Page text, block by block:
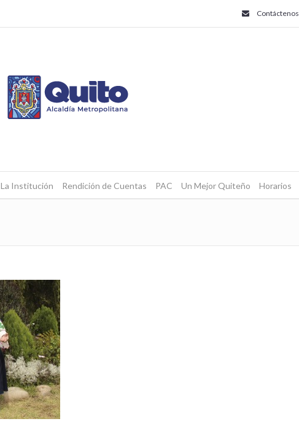
Contáctenos
La Institución Rendición de Cuentas PAC Un Mejor Quiteño Horarios